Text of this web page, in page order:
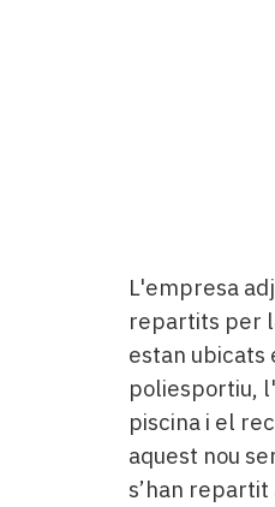
L'empresa
repartits per
estan ubicats
poliesportiu,
piscina i el
aquest nou
s’han